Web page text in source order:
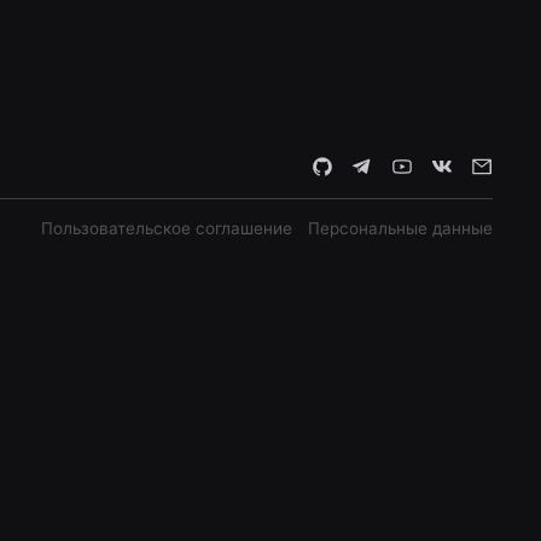
Пользовательское соглашение Персональные данные